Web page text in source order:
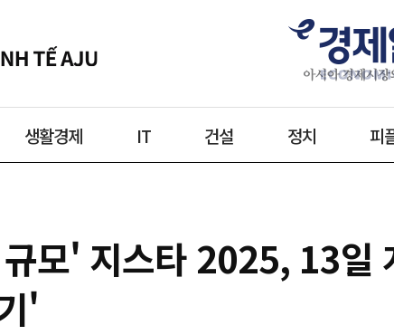
생활경제 IT 건설 정치 피
모' 지스타 2025, 13일
'